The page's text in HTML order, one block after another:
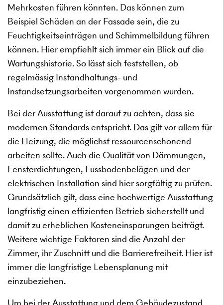
Mehrkosten führen könnten. Das können zum
Beispiel Schäden an der Fassade sein, die zu
Feuchtigkeitseinträgen und Schimmelbildung führen
können. Hier empfiehlt sich immer ein Blick auf die
Wartungshistorie. So lässt sich feststellen, ob
regelmässig Instandhaltungs- und
Instandsetzungsarbeiten vorgenommen wurden.
Bei der Ausstattung ist darauf zu achten, dass sie
modernen Standards entspricht. Das gilt vor allem für
die Heizung, die möglichst ressourcenschonend
arbeiten sollte. Auch die Qualität von Dämmungen,
Fensterdichtungen, Fussbodenbelägen und der
elektrischen Installation sind hier sorgfältig zu prüfen.
Grundsätzlich gilt, dass eine hochwertige Ausstattung
langfristig einen effizienten Betrieb sicherstellt und
damit zu erheblichen Kosteneinsparungen beiträgt.
Weitere wichtige Faktoren sind die Anzahl der
Zimmer, ihr Zuschnitt und die Barrierefreiheit. Hier ist
immer die langfristige Lebensplanung mit
einzubeziehen.